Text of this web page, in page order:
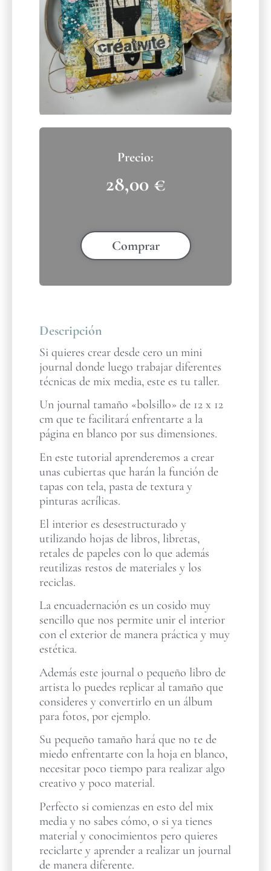
28,00 €
Comprar
Descripción
Si quieres crear desde cero un mini
journal donde luego trabajar diferentes
técnicas de mix media, este es tu taller.
Un journal tamaño «bolsillo» de 12 x 12
cm que te facilitará enfrentarte a la
página en blanco por sus dimensiones.
En este tutorial aprenderemos a crear
unas cubiertas que harán la función de
tapas con tela, pasta de textura y
pinturas acrílicas.
El interior es desestructurado y
utilizando hojas de libros, libretas,
retales de papeles con lo que además
reutilizas restos de materiales y los
reciclas.
La encuadernación es un cosido muy
sencillo que nos permite unir el interior
con el exterior de manera práctica y muy
estética.
Además este journal o pequeño libro de
artista lo puedes replicar al tamaño que
consideres y convertirlo en un álbum
para fotos, por ejemplo.
Su pequeño tamaño hará que no te de
miedo enfrentarte con la hoja en blanco,
necesitar poco tiempo para realizar algo
creativo y poco material.
Perfecto si comienzas en esto del mix
media y no sabes cómo, o si ya tienes
material y conocimientos pero quieres
reciclarte y aprender a realizar un journal
de manera diferente.